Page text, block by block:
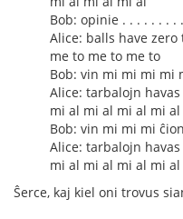
Bob: opinie . . . . . . . .
Alice: balls have
me to me to me to
Bob: vin mi mi mi mi
Alice: tarbalojn
mi al mi al mi al mi
Bob: vin mi mi mi
Alice: tarbalojn
mi al mi al mi al mi
Ŝerce, kaj kiel oni trovus